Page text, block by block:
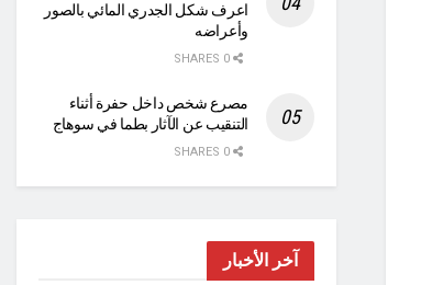
اعرف شكل الجدري المائي بالصور
وأعراضه
مصرع شخص داخل حفرة أثناء
التنقيب عن الآثار بطما في سوهاج
آخر الأخبار